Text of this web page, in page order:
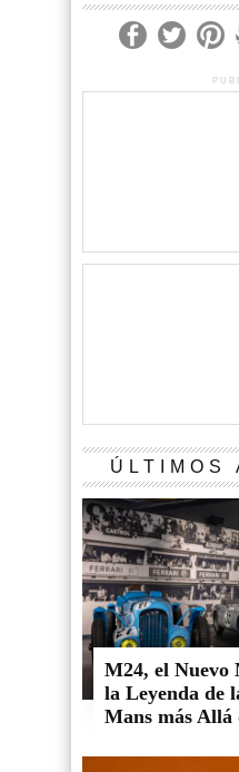
ÚLTIMOS
M24, el Nuevo
la Leyenda de
Mans más